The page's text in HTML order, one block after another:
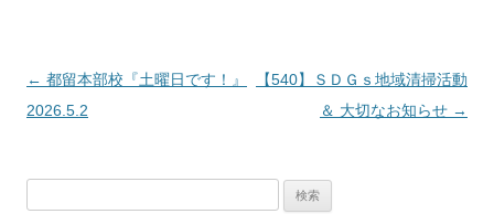
投
稿
← 都留本部校『土曜日です！』
2026.5.2
【540】ＳＤＧｓ地域清掃活動
＆ 大切なお知らせ →